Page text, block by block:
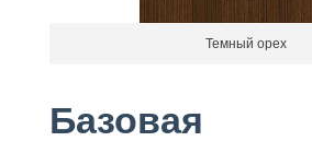
Темный орех
Базовая